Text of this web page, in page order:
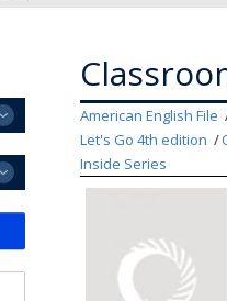
American English File
Let's Go 4th edition
Inside Series